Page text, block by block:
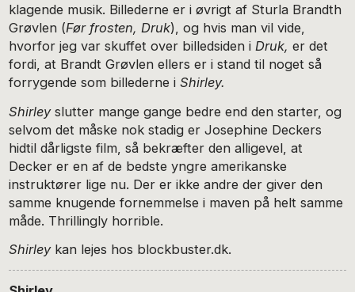
klagende musik. Billederne er i øvrigt af Sturla Brandth
Grøvlen (Før frosten, Druk), og hvis man vil vide,
hvorfor jeg var skuffet over billedsiden i Druk, er det
fordi, at Brandt Grøvlen ellers er i stand til noget så
forrygende som billederne iShirley.
Shirleyslutter mange gange bedre end den starter, og
selvom det måske nok stadig er Josephine Deckers
hidtil dårligste film, så bekræfter den alligevel, at
Decker er en af de bedste yngre amerikanske
instruktører lige nu. Der er ikke andre der giver den
samme knugende fornemmelse i maven på helt samme
måde. Thrillingly horrible.
Shirleykan lejes hos blockbuster.dk.